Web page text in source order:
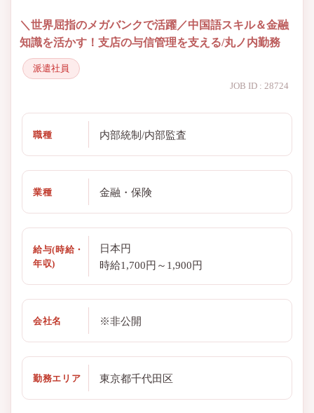
＼世界屈指のメガバンクで活躍／中国語スキル＆金融
知識を活かす！支店の与信管理を支える/丸ノ内勤務
派遣社員
JOB ID : 28724
職種 内部統制/内部監査
業種 金融・保険
給与(時給・
年収)
日本円
時給1,700円～1,900円
会社名 ※非公開
勤務エリア 東京都千代田区